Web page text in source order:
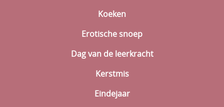
Koeken
Erotische snoep
Dag van de leerkracht
Kerstmis
Eindejaar